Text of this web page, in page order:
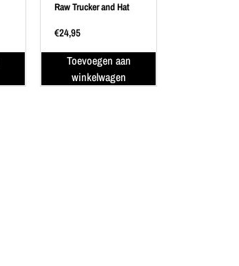
Raw Trucker and Hat
€24,95
Toevoegen aan
winkelwagen